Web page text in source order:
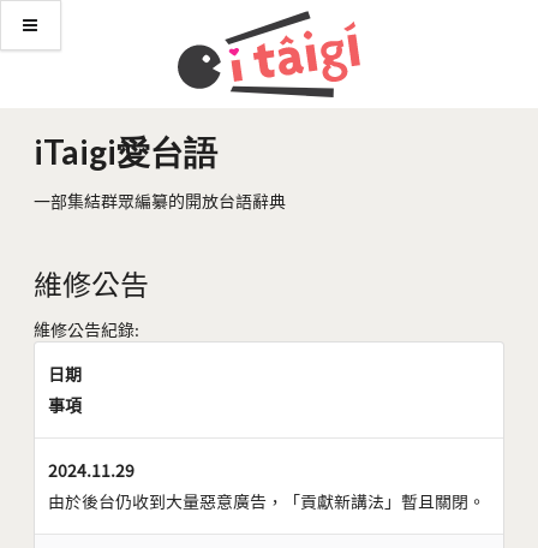
iTaigi愛台語
一部集結群眾編纂的開放台語辭典
維修公告
維修公告紀錄:
日期
事項
2024.11.29
由於後台仍收到大量惡意廣告，「貢獻新講法」暫且關閉。